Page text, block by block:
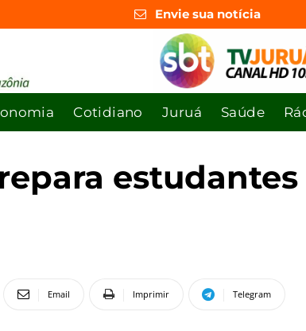
Envie sua notícia
Cotidiano Juruá Saúde
Email Imprimir Telegram